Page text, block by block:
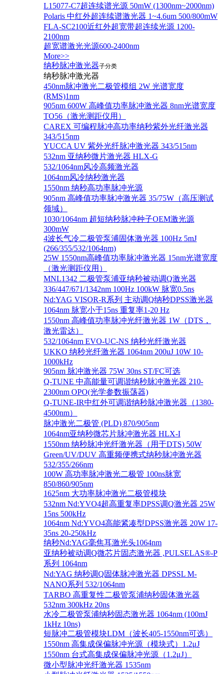
L15077-C7超连续谱光源 50mW (1300nm~2000nm)
Polaris 中红外超连续谱激光器 1~4.6um 500/800mW
FLA-SC2100近红外超宽带超连续光源 1200-
2100nm
超宽谱激光光源600-2400nm
More>>
纳秒脉冲激光器子分类
纳秒脉冲激光器
450nm脉冲激光二极管模组 2W 光谱宽度
(RMS)1nm
905nm 600W 高峰值功率脉冲激光器 8nm光谱宽度
TO56（激光测距仪用）
CAREX 可编程脉冲高功率纳秒紫外光纤激光器
343/515nm
YUCCA UV 紫外光纤脉冲激光器 343/515nm
532nm 亚纳秒微片激光器 HLX-G
532/1064nm风冷高频激光器
1064nm风冷纳秒激光器
1550nm 纳秒高功率脉冲光源
905nm 高峰值功率脉冲激光器 35/75W（高压测试
领域）
1030/1064nm 超短纳秒脉冲种子OEM激光源
300mW
4波长气冷二极管泵浦固体激光器 100Hz 5mJ
(266/355/532/1064nm)
25W 1550nm高峰值功率脉冲激光器 15nm光谱宽度
（激光测距仪用）
MNL1342 二极管泵浦亚纳秒被动调Q激光器
336/447/671/1342nm 100Hz 100kW 脉宽0.5ns
Nd:YAG VISOR-R系列 主动调Q纳秒DPSS激光器
1064nm 脉宽小于15ns 重复率1-20 Hz
1550nm 高峰值功率脉冲光纤激光器 1W（DTS，
激光雷达）
532/1064nm EVO-UC-NS 纳秒光纤激光器
UKKO 纳秒光纤激光器 1064nm 200uJ 10W 10-
1000kHz
905nm 脉冲激光器 75W 30ns ST/FC可选
Q-TUNE 中高能量可调谐纳秒脉冲激光器 210-
2300nm OPO(光学参数振荡器)
Q-TUNE-IR中红外可调谐纳秒脉冲激光器（1380-
4500nm）
脉冲激光二极管 (PLD) 870/905nm
1064nm亚纳秒微芯片脉冲激光器 HLX-I
1550nm 纳秒脉冲光纤激光器（用于DTS) 50W
Green/UV/DUV 高重频便携式纳秒脉冲激光器
532/355/266nm
100W 高功率脉冲激光二极管 100ns脉宽
850/860/905nm
1625nm 大功率脉冲激光二极管模块
532nm Nd:YVO4超高重复率DPSS调Q激光器 25W
15ns 500kHz
1064nm Nd:YVO4高能紧凑型DPSS激光器 20W 17-
35ns 20-250kHz
纳秒Nd:YAG毫焦耳激光头1064nm
亚纳秒被动调Q微芯片固态激光器 ,PULSELAS®-P
系列 1064nm
Nd:YAG 纳秒调Q固体脉冲激光器 DPSSL M-
NANO系列 532/1064nm
TARBO 高重复性二极管泵浦纳秒固体激光器
532nm 300kHz 20ns
水冷二极管泵浦纳秒固态激光器 1064nm (100mJ
1kHz 10ns)
短脉冲二极管模块LDM（波长405-1550nm可选）
1550nm 高集成保偏脉冲光源（模块式）1.2μJ
1550nm 台式高集成保偏脉冲光源（1.2μJ）
微小型脉冲光纤激光器 1535nm